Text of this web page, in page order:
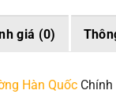
giá (0)
Hàn Quốc Chính